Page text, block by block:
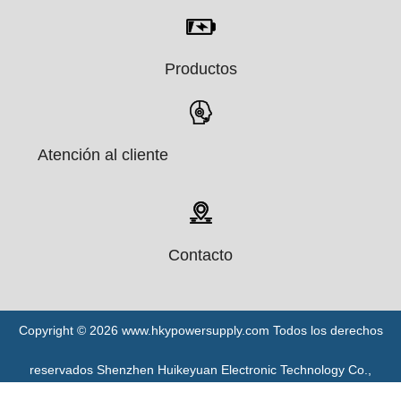
Productos
Atención al cliente
Contacto
Copyright © 2026 www.hkypowersupply.com Todos los derechos
reservados Shenzhen Huikeyuan Electronic Technology Co.,